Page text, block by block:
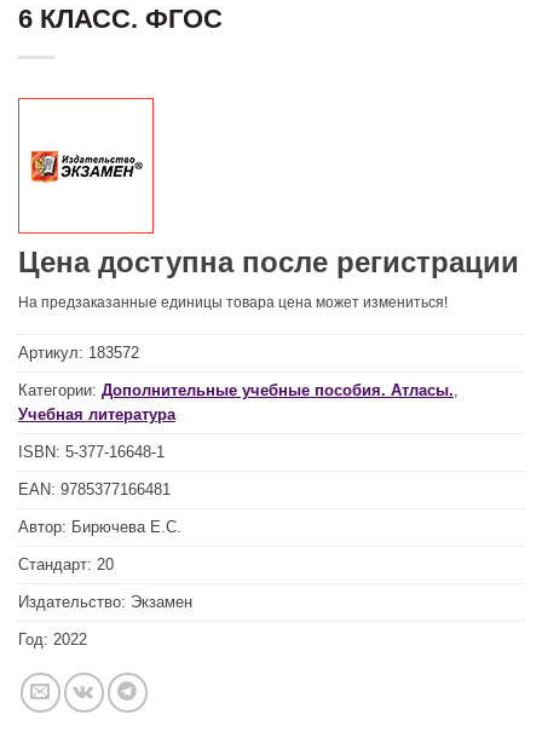
6 КЛАСС. ФГОС
Цена доступна после регистрации
На предзаказанные единицы товара цена может измениться!
Артикул: 183572
Категории: Дополнительные учебные пособия. Атласы.
Учебная литература
ISBN: 5-377-16648-1
EAN: 9785377166481
Автор: Бирючева Е.С.
Стандарт: 20
Издательство: Экзамен
Год: 2022